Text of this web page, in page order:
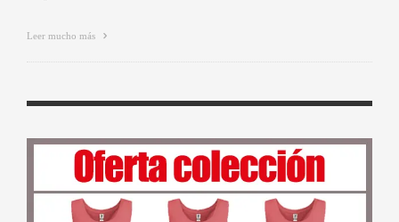
Leer mucho más